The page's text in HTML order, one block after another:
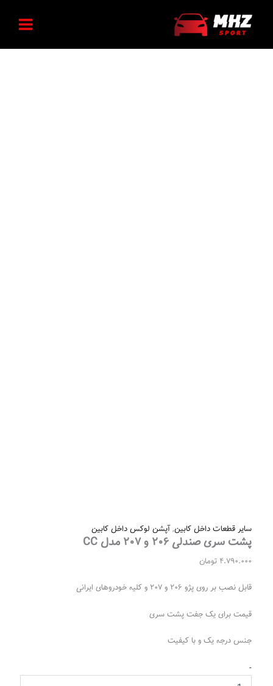
سایر قطعات داخل کابین,آپشن لوکس داخل کابین
پشت سری صندلی ۲۰۶ و ۲۰۷ مدل CC
4.790.000 تومان
قابل نصب بر روی پژو ۲۰۶ و ۲۰۷ و کلیه خودروهای ایرانی
قیمت برای یک جفت پشت سری
جنس درجه یک و با کیفیت
-
سری
صندلی
مدل
CC